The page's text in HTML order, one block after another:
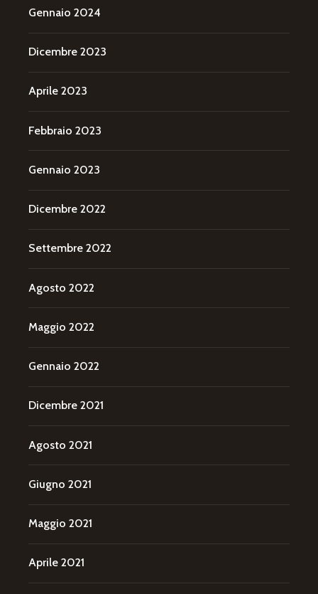
Gennaio 2024
Dicembre 2023
Aprile 2023
Febbraio 2023
Gennaio 2023
Dicembre 2022
Settembre 2022
Agosto 2022
Maggio 2022
Gennaio 2022
Dicembre 2021
Agosto 2021
Giugno 2021
Maggio 2021
Aprile 2021